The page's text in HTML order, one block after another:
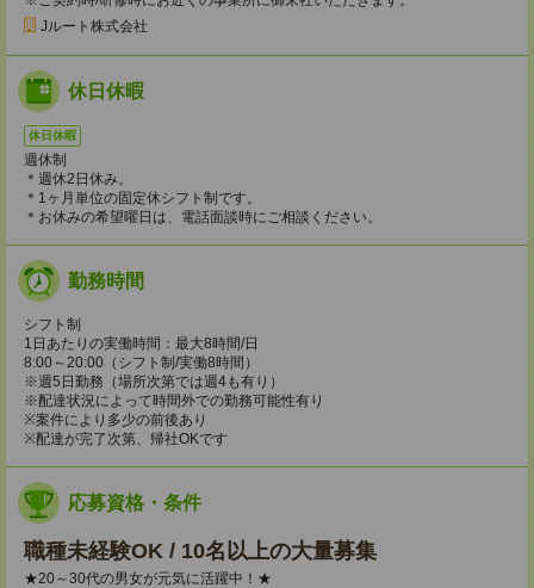
Jルート株式会社
休日休暇
休日休暇
週休制
＊週休2日休み。
＊1ヶ月単位の固定休シフト制です。
＊お休みの希望曜日は、電話面談時にご相談ください。
勤務時間
シフト制
1日あたりの実働時間：最大8時間/日
8:00～20:00（シフト制/実働8時間）
※週5日勤務（場所次第では週4も有り）
※配達状況によって時間外での勤務可能性有り
※案件により多少の前後あり
※配達が完了次第、帰社OKです
応募資格・条件
職種未経験OK / 10名以上の大量募集
★20～30代の男女が元気に活躍中！★